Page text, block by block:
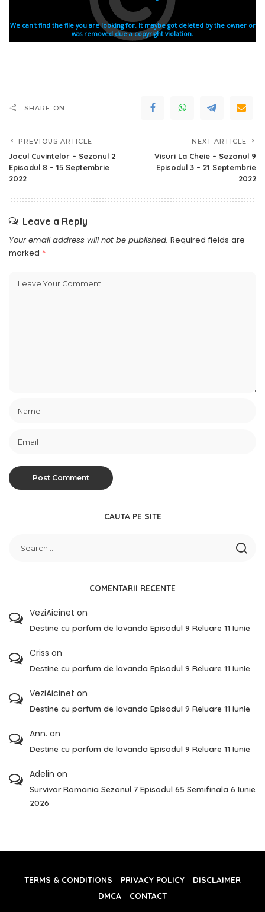
SHARE ON
PREVIOUS ARTICLE
Jocul Cuvintelor – Sezonul 2
Episodul 8 – 15 Septembrie
2022
NEXT ARTICLE
Visuri La Cheie – Sezonul 9
Episodul 3 – 21 Septembrie
2022
Leave a Reply
Your email address will not be published. Required fields are
marked *
CAUTA PE SITE
COMENTARII RECENTE
VeziAicinet on
Destine cu parfum de lavanda Episodul 9 Reluare 11 Iunie
Criss on
Destine cu parfum de lavanda Episodul 9 Reluare 11 Iunie
VeziAicinet on
Destine cu parfum de lavanda Episodul 9 Reluare 11 Iunie
Ann. on
Destine cu parfum de lavanda Episodul 9 Reluare 11 Iunie
Adelin on
Survivor Romania Sezonul 7 Episodul 65 Semifinala 6 Iunie
2026
TERMS & CONDITIONS PRIVACY POLICY
DISCLAIMER
DMCA
CONTACT